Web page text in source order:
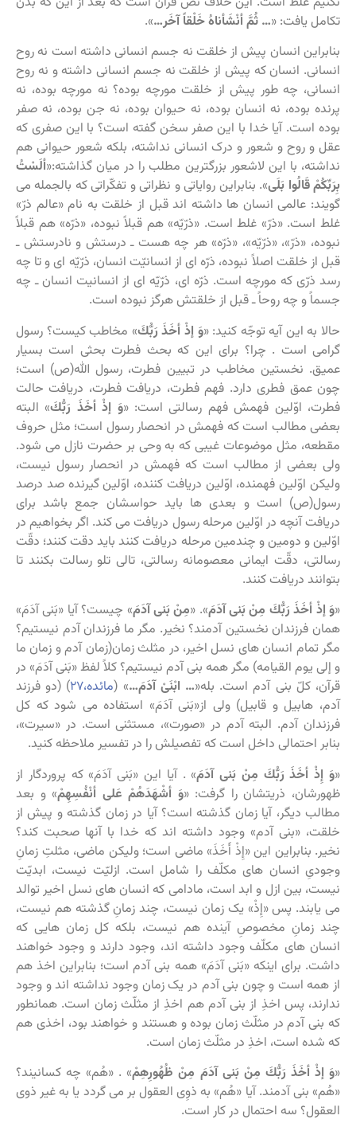
تکامل یافت: «… ثُمَّ أنْشَأناهُ خَلْقاً آخَر…».
بنابراین انسان پیش از خلقت نه جسم انسانی داشته است نه روح
انسانی. انسان که پیش از خلقت نه جسم انسانی داشته و نه روح
انسانی، چه طور پیش از خلقت مورچه بوده؟ نه مورچه بوده، نه
پرنده بوده، نه انسان بوده، نه حیوان بوده، نه جن بوده، نه صفر
بوده است. آیا خدا با این صفر سخن گفته است؟ با این صفری که
عقل و روح و شعور و درک انسانی نداشته، بلکه شعور حیوانی هم
نداشته، با این لاشعور بزرگترین مطلب را در میان گذاشته:«ألَسْتُ
بِرَبِّكُمْ قَالُوا بَلَى‏‏». بنابراین روایاتی و نظراتی و تفکّراتی که بالجمله می
گویند: عالمی انسان ها داشته اند قبل از خلقت به نام «عالم ذرّ»
غلط است. «ذرّ» غلط است. «ذرّیّه» هم قبلاً نبوده، «ذرّه» هم قبلاً
نبوده، «ذرّ»، «ذرّیّه»، «ذرّه» هر چه هست ـ درستش و نادرستش ـ
قبل از خلقت اصلاً نبوده، ذرّه ای از انسانیّت انسان، ذرّیّه ای و تا چه
رسد ذرّی که مورچه است. ذرّه ای، ذرّیّه ای از انسانیت انسان ـ چه
جسماً و چه روحاً ـ قبل از خلقتش هرگز نبوده است.
حالا به این آیه توجّه کنید: «وَ إذْ أخَذَ رَبُّكَ» مخاطب کیست؟ رسول
گرامی است . چرا؟ برای این که بحث فطرت بحثی است بسیار
عمیق. نخستین مخاطب در تبیین فطرت، رسول الله(ص) است؛
چون عمق فطری دارد. فهم فطرت، دریافت فطرت، دریافت حالت
فطرت، اوّلین فهمش فهم رسالتی است: «وَ إذْ أخَذَ رَبُّكَ» البته
بعضی مطالب است که فهمش در انحصار رسول است؛ مثل حروف
مقطعه، مثل موضوعات غیبی که به وحی بر حضرت نازل می شود.
ولی بعضی از مطالب است که فهمش در انحصار رسول نیست،
ولیکن اوّلین فهمنده، اوّلین دریافت کننده، اوّلین گیرنده صد درصد
رسول(ص) است و بعدی ها باید حواسشان جمع باشد برای
دریافت آنچه در اوّلین مرحله رسول دریافت می کند. اگر بخواهیم در
اوّلین و دومین و چندمین مرحله دریافت کنند باید دقت کنند؛ دقّت
رسالتی، دقّت ایمانی معصومانه رسالتی، تالی تلو رسالت بکنند تا
بتوانند دریافت کنند.
«وَ إذْ أخَذَ رَبُّكَ مِنْ بَنی‏ آدَمَ». «مِنْ بَنی‏ آدَمَ» چیست؟ آیا «بَنی‏ آدَمَ»
همان فرزندان نخستین آدمند؟ نخیر. مگر ما فرزندان آدم نیستیم؟
مگر تمام انسان های نسل اخیر، در مثلث زمان(زمان آدم و زمان ما
و إلی یوم القیامه) مگر همه بنی آدم نیستیم؟ کلاً لفظ «بَنی‏ آدَمَ» در
قرآن، کلّ بنی آدم است. بله«… ابْنَیْ آدَمَ…» (مائده،۲۷
) (دو فرزند
آدم، هابیل و قابیل) ولی از«بَنی‏ آدَمَ» استفاده می شود که کل
فرزندان آدم. البته آدم در «صورت»، مستثنی است. در «سیرت»،
بنابر احتمالی داخل است که تفصیلش را در تفسیر ملاحظه کنید.
«وَ إِذْ أخَذَ رَبُّكَ مِنْ بَنی‏ آدَمَ» . آیا این «بَنی‏ آدَمَ» که پروردگار از
ظهورشان، ذریتشان را گرفت: «وَ أشْهَدَهُمْ عَلى‏ أنْفُسِهِمْ» و بعد
مطالب دیگر، آیا زمان گذشته است؟ آیا در زمان گذشته و پیش از
خلقت، «بنی آدم» وجود داشته اند که خدا با آنها صحبت کند؟
نخیر. بنابراین این «إِذْ أَخَذَ» ماضی است؛ ولیکن ماضی، مثلتِ زمانِ
وجودیِ انسان های مکلّف را شامل است. ازلیّت نیست، ابدیّت
نیست، بین ازل و ابد است، مادامی که انسان های نسل اخیر توالد
می یابند. پس «إِذْ» یک زمان نیست، چند زمانِ گذشته هم نیست،
چند زمانِ مخصوصِ آینده هم نیست، بلکه کل زمان هایی که
انسان های مکلّف وجود داشته اند، وجود دارند و وجود خواهند
داشت. برای اینکه «بَنی‏ آدَمَ» همه بنی آدم است؛ بنابراین اخذ هم
از همه است و چون بنی آدم در یک زمان وجود نداشته اند و وجود
ندارند، پس اخذِ از بنی آدم هم اخذِ از مثلّث زمان است. همانطور
که بنی آدم در مثلّث زمان بوده و هستند و خواهند بود، اخذی هم
که شده است، اخذِ در مثلّث زمان است.
«وَ إذْ أخَذَ رَبُّكَ مِنْ بَنی‏ آدَمَ مِنْ ظُهُورِهِمْ» . «هُم» چه کسانیند؟
«هُم» بنی آدمند. آیا «هُم» به ذوِی العقول بر می گردد یا به غیر ذوی
العقول؟ سه احتمال در کار است.